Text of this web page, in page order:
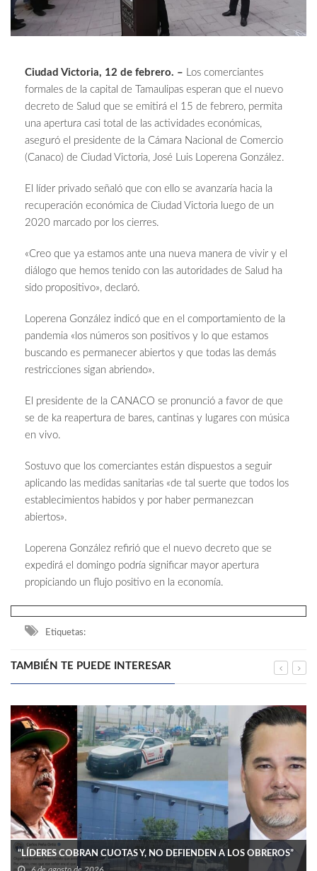
Ciudad Victoria, 12 de febrero. – Los comerciantes
formales de la capital de Tamaulipas esperan que el nuevo
decreto de Salud que se emitirá el 15 de febrero, permita
una apertura casi total de las actividades económicas,
aseguró el presidente de la Cámara Nacional de Comercio
(Canaco) de Ciudad Victoria, José Luis Loperena González.
El líder privado señaló que con ello se avanzaría hacia la
recuperación económica de Ciudad Victoria luego de un
2020 marcado por los cierres.
«Creo que ya estamos ante una nueva manera de vivir y el
diálogo que hemos tenido con las autoridades de Salud ha
sido propositivo», declaró.
Loperena González indicó que en el comportamiento de la
pandemia «los números son positivos y lo que estamos
buscando es permanecer abiertos y que todas las demás
restricciones sigan abriendo».
El presidente de la CANACO se pronunció a favor de que
se de ka reapertura de bares, cantinas y lugares con música
en vivo.
Sostuvo que los comerciantes están dispuestos a seguir
aplicando las medidas sanitarias «de tal suerte que todos los
establecimientos habidos y por haber permanezcan
abiertos».
Loperena González refirió que el nuevo decreto que se
expedirá el domingo podría significar mayor apertura
propiciando un flujo positivo en la economía.
Etiquetas:
TAMBIÉN TE PUEDE INTERESAR
“LÍDERES COBRAN CUOTAS Y, NO DEFIENDEN A LOS OBREROS”